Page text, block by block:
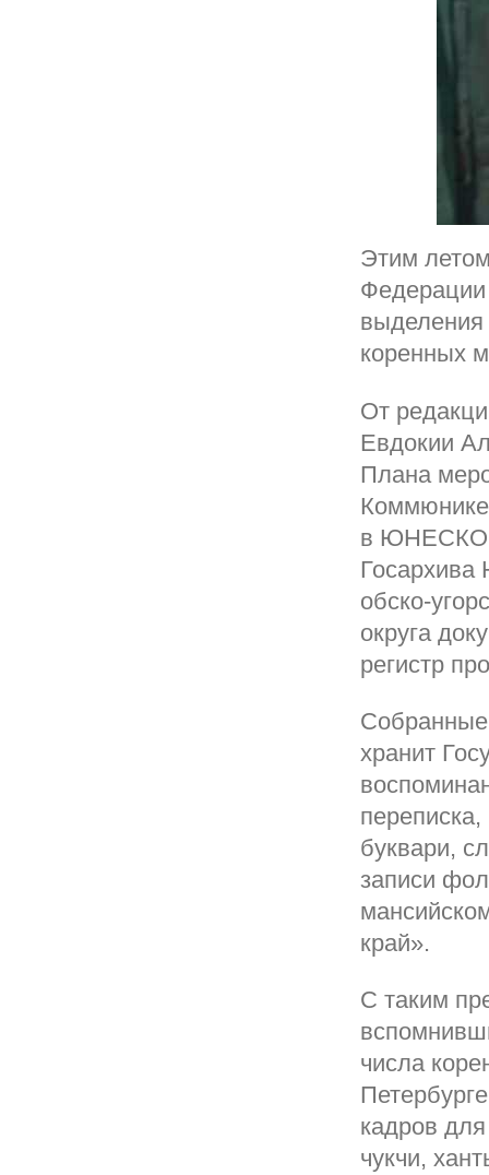
Этим
Федерации
выделения
коренных
От
Евдокии
Плана
в ЮНЕСКО
Госархива
обско-
округа
регистр
хранит
буквари,
записи
край».
С таким
числа
кадров
чукчи,